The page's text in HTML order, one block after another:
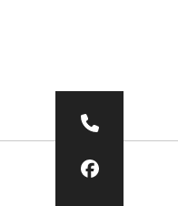
Nous
Nous